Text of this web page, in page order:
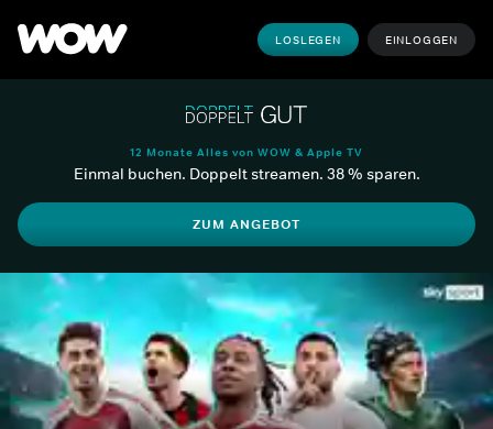
LOSLEGEN EINLOGGEN
12 Monate Alles von WOW & Apple TV
Einmal buchen. Doppelt streamen. 38 % sparen.
ZUM ANGEBOT